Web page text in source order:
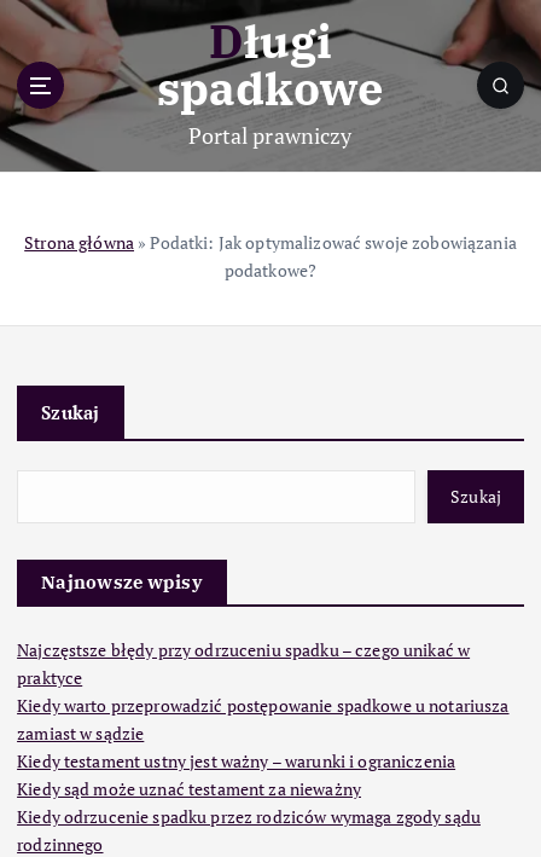
p
o
c
Długi
spadkowe
Portal prawniczy
Strona główna »Podatki: Jak optymalizować swoje zobowiązania
podatkowe?
Szukaj
Szukaj
Najnowsze wpisy
Najczęstsze błędy przy odrzuceniu spadku – czego unikać w
praktyce
Kiedy warto przeprowadzić postępowanie spadkowe u notariusza
zamiast w sądzie
Kiedy testament ustny jest ważny – warunki i ograniczenia
Kiedy sąd może uznać testament za nieważny
Kiedy odrzucenie spadku przez rodziców wymaga zgody sądu
rodzinnego